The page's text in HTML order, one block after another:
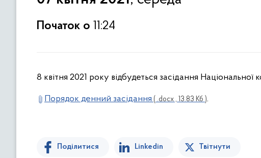
Початок о 11:24
8 квітня 2021 року відбудеться засідання Національної
Порядок денний засідання ( .docx , 13.83 Кб ).
Поділитися Linkedin Твітнути